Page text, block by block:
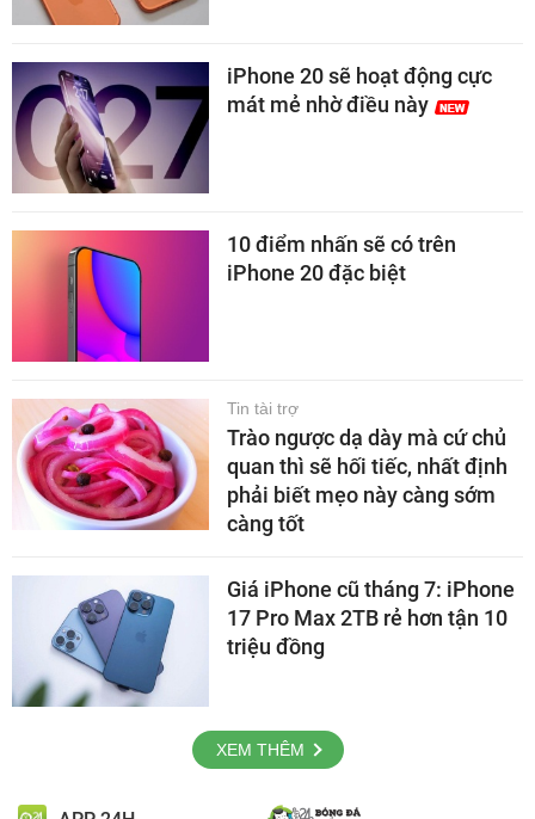
iPhone 20 sẽ hoạt động cực
mát mẻ nhờ điều này
10 điểm nhấn sẽ có trên
iPhone 20 đặc biệt
Tin tài trợ
Trào ngược dạ dày mà cứ chủ
quan thì sẽ hối tiếc, nhất định
phải biết mẹo này càng sớm
càng tốt
Giá iPhone cũ tháng 7: iPhone
17 Pro Max 2TB rẻ hơn tận 10
triệu đồng
XEM THÊM